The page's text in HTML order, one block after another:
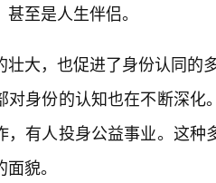
至是人生伴侣。
壮大，也促进了身份认同的
对身份的认知也在不断深
，有人投身公益事业。这
貌。